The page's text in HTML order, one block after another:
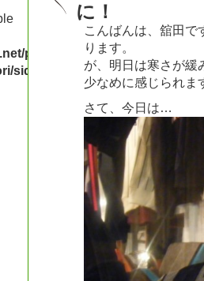
public_html/shop/wp-
sidebar-
に！
こんばんは、舘田で
ります。
が、明日は寒さが緩
少なめに感じられま
さて、今日は…